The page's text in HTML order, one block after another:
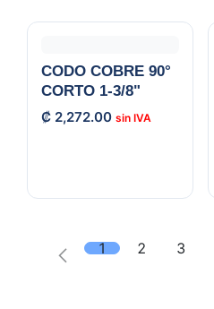
CODO COBRE 90°
CORTO 1-3/8"
₡ 2,272.00
1 2 3